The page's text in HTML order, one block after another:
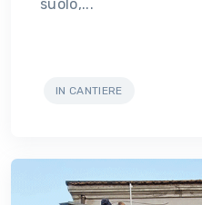
suolo,...
IN CANTIERE